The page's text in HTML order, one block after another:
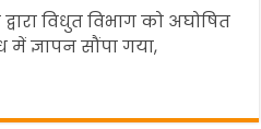
विधुत विभाग को अघोषित
ज्ञापन सौंपा गया,